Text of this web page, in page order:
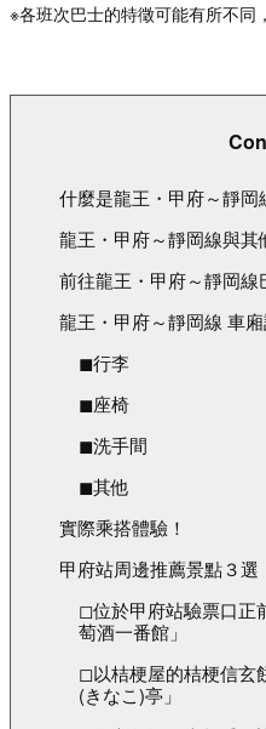
※各班次巴士的特徵可能有所不同
什麼是龍王・甲府～靜岡
龍王・甲府～靜岡線與其
前往龍王・甲府～靜岡線
龍王・甲府～靜岡線 車
◼︎行李
◼︎座椅
◼︎洗手間
◼︎其他
實際乘搭體驗！
甲府站周邊推薦景點３選
◻︎位於甲府站驗票口正
萄酒一番館」
◻︎以桔梗屋的桔梗信玄
(きなこ)亭」